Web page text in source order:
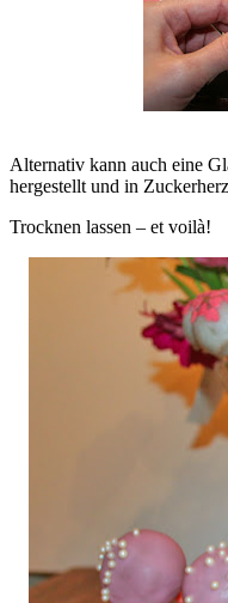
Alternativ kann auch eine
hergestellt und in
Trocknen lassen – et voilà!